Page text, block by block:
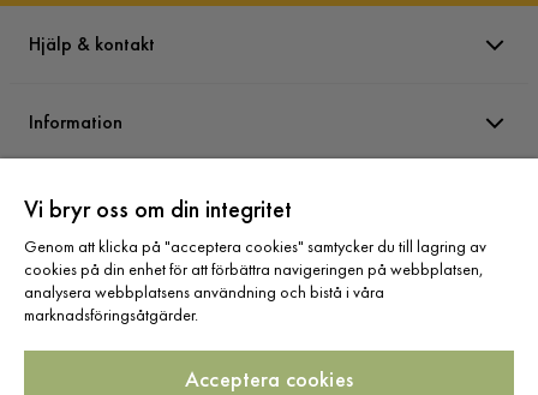
Hjälp & kontakt
Information
Varumärken
Sortiment
Vi bryr oss om din integritet
Genom att klicka på "acceptera cookies" samtycker du till lagring av
cookies på din enhet för att förbättra navigeringen på webbplatsen,
analysera webbplatsens användning och bistå i våra
marknadsföringsåtgärder.
Acceptera cookies